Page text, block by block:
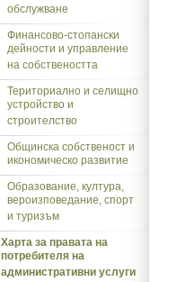
обслужване
Финансово-стопански
дейности и управление
на собствеността
Териториално и селищно
устройство и
строителство
Общинска собственост и
икономическо развитие
Образование, култура,
вероизповедание, спорт
и туризъм
Харта за правата на
потребителя на
административни услуги